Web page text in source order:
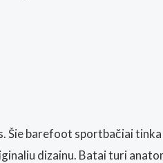
Šie barefoot sportbačiai
dizainu. Batai turi